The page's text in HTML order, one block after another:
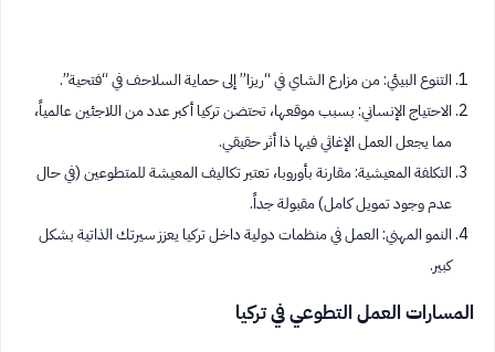
التنوع البيئي: من مزارع الشاي في “ريزا” إلى حماية السلاحف في “فتحية”.
الاحتياج الإنساني: بسبب موقعها، تحتضن تركيا أكبر عدد من اللاجئين عالمياً،
مما يجعل العمل الإغاثي فيها ذا أثر حقيقي.
التكلفة المعيشية: مقارنة بأوروبا، تعتبر تكاليف المعيشة للمتطوعين (في حال
عدم وجود تمويل كامل) مقبولة جداً.
النمو المهني: العمل في منظمات دولية داخل تركيا يعزز سيرتك الذاتية بشكل
كبير.
المسارات العمل التطوعي في تركيا